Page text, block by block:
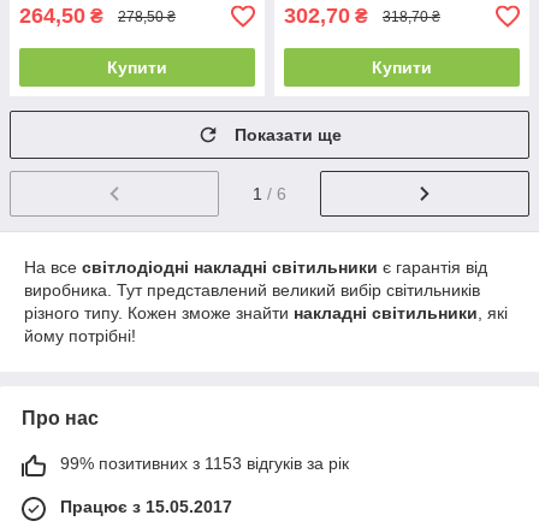
264,50 ₴ 278,50 ₴
Купити
302,70 ₴ 318,70 ₴
Купити
Показати ще
1 / 6
На все світлодіодні накладні світильники є гарантія від
виробника. Тут представлений великий вибір світильників
різного типу. Кожен зможе знайти накладні світильники , які
йому потрібні!
Про нас
99% позитивних з 1153 відгуків за рік
Працює з 15.05.2017